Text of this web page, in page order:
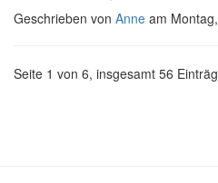
Geschrieben von Anne am
Seite 1 von 6, insgesamt 56